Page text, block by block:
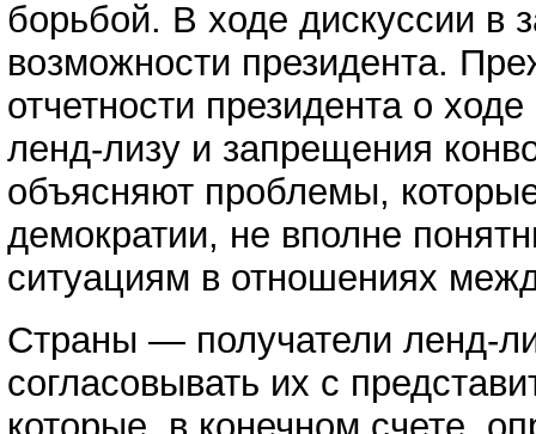
борьбой. В ходе дискуссии в
возможности президента.
отчетности президента о
ленд-лизу и запрещения
объясняют проблемы,
демократии, не вполне
ситуациям в отношениях
Страны — получатели ленд-
согласовывать их с